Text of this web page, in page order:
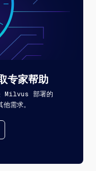
专家帮助
Milvus 部署的
需求。